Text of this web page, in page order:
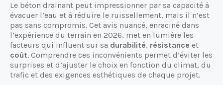
Le béton drainant peut impressionner par sa capacité à
évacuer l’eau et à réduire le ruissellement, mais il n’est
pas sans compromis. Cet avis nuancé, enraciné dans
l’expérience du terrain en 2026, met en lumière les
facteurs qui influent sur sa durabilité, résistance et
coût. Comprendre ces inconvénients permet d’éviter les
surprises et d’ajuster le choix en fonction du climat, du
trafic et des exigences esthétiques de chaque projet.